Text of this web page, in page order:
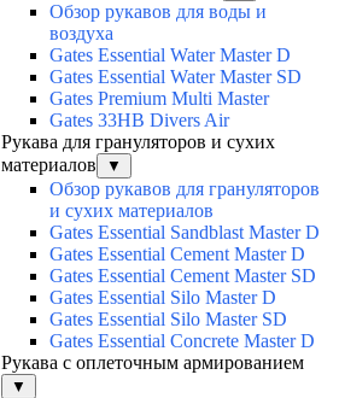
Обзор рукавов для воды и
воздуха
Gates Essential Water Master D
Gates Essential Water Master SD
Gates Premium Multi Master
Gates 33HB Divers Air
Рукава для грануляторов и сухих
материалов
▼
Обзор рукавов для грануляторов
и сухих материалов
Gates Essential Sandblast Master D
Gates Essential Cement Master D
Gates Essential Cement Master SD
Gates Essential Silo Master D
Gates Essential Silo Master SD
Gates Essential Concrete Master D
Рукава с оплеточным армированием
▼